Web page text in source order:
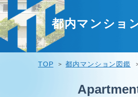
都内マンショ
TOP 都内マンション図鑑